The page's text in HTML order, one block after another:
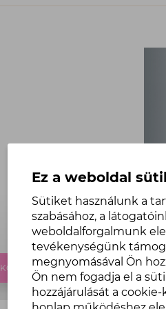
KOSÁRBA
AMIEA
Liner (0,4)
Termék
ár:
2.490
Ft,
2.490 Ft
1 db
Ez a weboldal
Sütiket használunk a
szabásához, a
weboldalforgalmunk
tevékenységünk
megnyomásával Ön
Ön nem fogadja el a
hozzájárulását a